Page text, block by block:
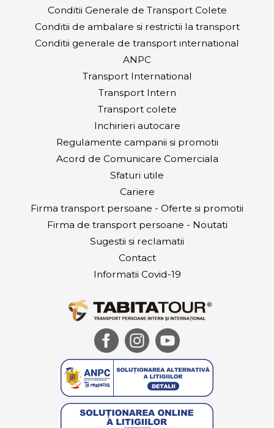
Conditii Generale de Transport Colete
Conditii de ambalare si restrictii la transport
Conditii generale de transport international
ANPC
Transport International
Transport Intern
Transport colete
Inchirieri autocare
Regulamente campanii si promotii
Acord de Comunicare Comerciala
Sfaturi utile
Cariere
Firma transport persoane - Oferte si promotii
Firma de transport persoane - Noutati
Sugestii si reclamatii
Contact
Informatii Covid-19